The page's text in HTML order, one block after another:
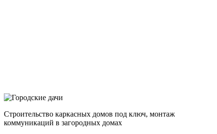
Строительство каркасных домов под ключ, монтаж
коммуникаций в загородных домах